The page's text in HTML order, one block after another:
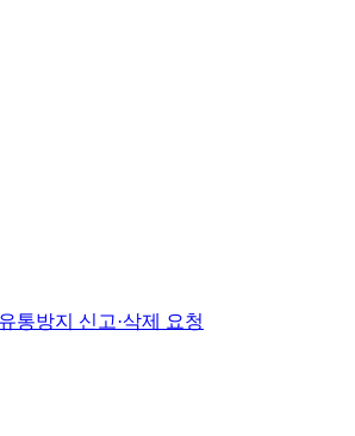
통방지 신고·삭제 요청